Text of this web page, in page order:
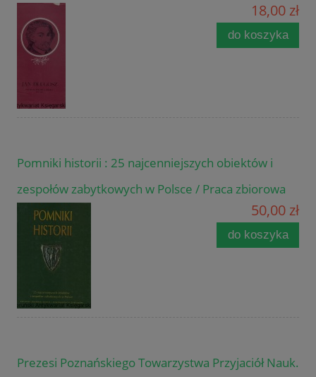
18,00 zł
do koszyka
Pomniki historii : 25 najcenniejszych obiektów i
zespołów zabytkowych w Polsce / Praca zbiorowa
50,00 zł
do koszyka
Prezesi Poznańskiego Towarzystwa Przyjaciół Nauk.